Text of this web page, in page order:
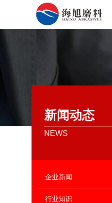
新闻动态
NEWS
企业新闻
行业知识